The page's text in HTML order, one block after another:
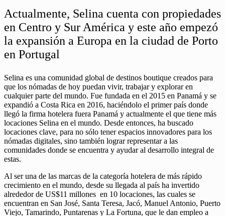
Actualmente, Selina cuenta con propiedades
en Centro y Sur América y este año empezó
la expansión a Europa en la ciudad de Porto
en Portugal
Selina es una comunidad global de destinos boutique creados para
que los nómadas de hoy puedan vivir, trabajar y explorar en
cualquier parte del mundo. Fue fundada en el 2015 en Panamá y se
expandió a Costa Rica en 2016, haciéndolo el primer país donde
llegó la firma hotelera fuera Panamá y actualmente el que tiene más
locaciones Selina en el mundo. Desde entonces, ha buscado
locaciones clave, para no sólo tener espacios innovadores para los
nómadas digitales, sino también lograr representar a las
comunidades donde se encuentra y ayudar al desarrollo integral de
estas.
Al ser una de las marcas de la categoría hotelera de más rápido
crecimiento en el mundo, desde su llegada al país ha invertido
alrededor de US$11 millones en 10 locaciones, las cuales se
encuentran en San José, Santa Teresa, Jacó, Manuel Antonio, Puerto
Viejo, Tamarindo, Puntarenas y La Fortuna, que le dan empleo a